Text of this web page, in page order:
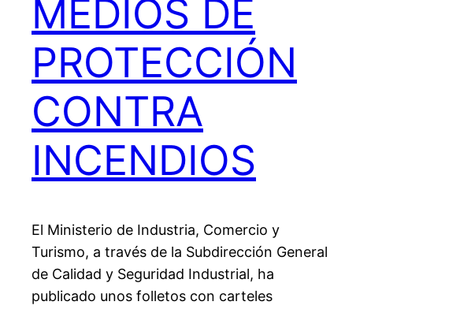
MEDIOS DE
PROTECCIÓN
CONTRA
INCENDIOS
El Ministerio de Industria, Comercio y
Turismo, a través de la Subdirección General
de Calidad y Seguridad Industrial, ha
publicado unos folletos con carteles